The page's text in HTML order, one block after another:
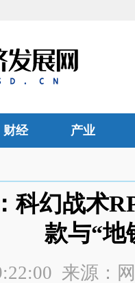
财经 产业
科幻战术
款与“地
来源